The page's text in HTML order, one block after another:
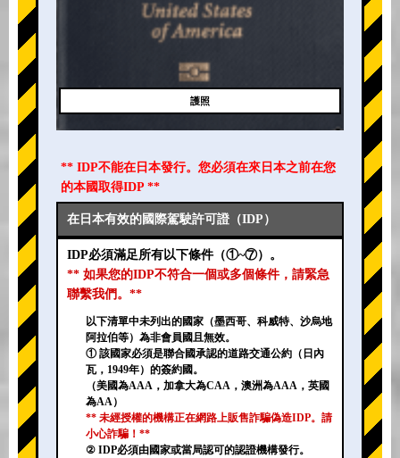
護照
** IDP不能在日本發行。您必須在來日本之前在您
的本國取得IDP **
在日本有效的國際駕駛許可證（IDP）
IDP必須滿足所有以下條件（①~⑦）。
** 如果您的IDP不符合一個或多個條件，請緊急
聯繫我們。**
以下清單中未列出的國家（墨西哥、科威特、沙烏地
阿拉伯等）為非會員國且無效。
① 該國家必須是聯合國承認的道路交通公約（日內
瓦，1949年）的簽約國。
（美國為AAA，加拿大為CAA，澳洲為AAA，英國
為AA）
** 未經授權的機構正在網路上販售詐騙偽造IDP。請
小心詐騙！**
② IDP必須由國家或當局認可的認證機構發行。